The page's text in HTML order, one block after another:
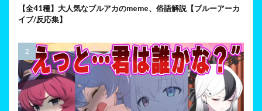
【全41種】大人気なブルアカのmeme、俗語解説【ブルーアーカ
イブ/反応集】